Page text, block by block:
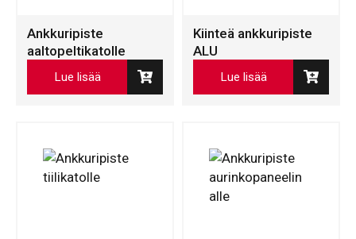
Ankkuripiste
aaltopeltikatolle
Lue lisää
Kiinteä ankkuripiste
ALU
Lue lisää